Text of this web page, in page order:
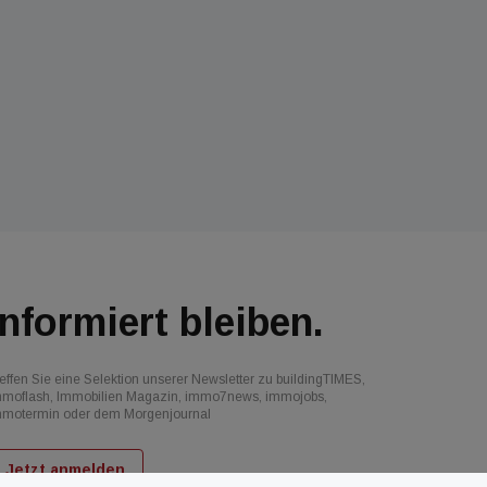
bleiben.
Sie eine Selektion unserer Newsletter zu buildingTIMES,
Immobilien Magazin, immo7news, immojobs,
oder dem Morgenjournal
Jetzt anmelden